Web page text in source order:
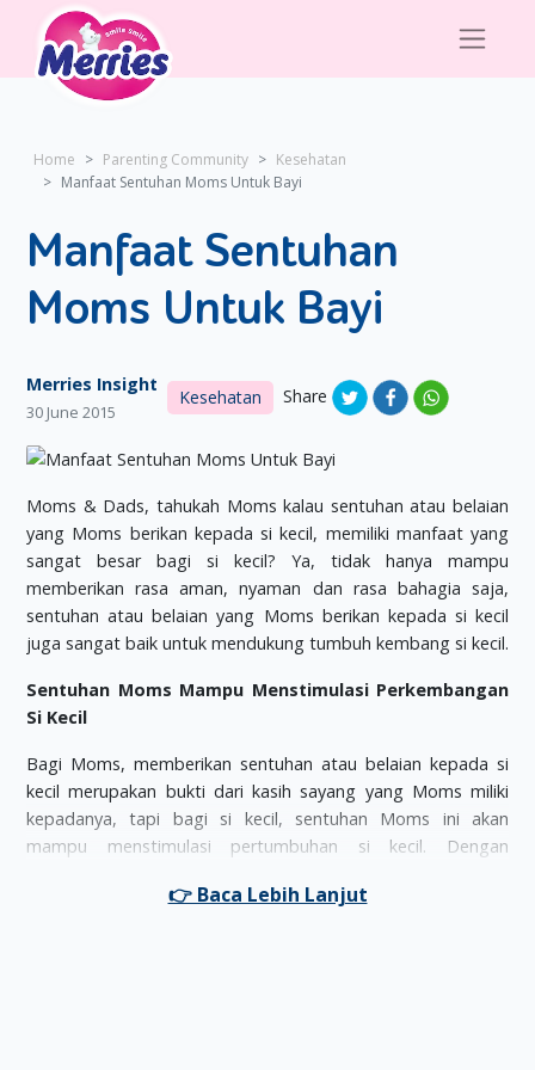
Home Parenting Community
Kesehatan
Manfaat Sentuhan Moms Untuk Bayi
Manfaat Sentuhan
Moms Untuk Bayi
Merries Insight
30 June 2015
Kesehatan Share
Moms & Dads, tahukah Moms kalau sentuhan atau belaian
yang Moms berikan kepada si kecil, memiliki manfaat yang
sangat besar bagi si kecil? Ya, tidak hanya mampu
memberikan rasa aman, nyaman dan rasa bahagia saja,
sentuhan atau belaian yang Moms berikan kepada si kecil
juga sangat baik untuk mendukung tumbuh kembang si kecil.
Sentuhan Moms Mampu Menstimulasi Perkembangan
Si Kecil
Bagi Moms, memberikan sentuhan atau belaian kepada si
kecil merupakan bukti dari kasih sayang yang Moms miliki
kepadanya, tapi bagi si kecil, sentuhan Moms ini akan
mampu menstimulasi pertumbuhan si kecil. Dengan
yang berperan penting bagi pertumbuhan anak, akan lebih